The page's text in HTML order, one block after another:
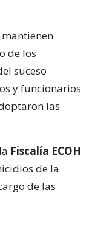
de los
suceso
y funcionarios
las
Fiscalía ECOH
de la
de las